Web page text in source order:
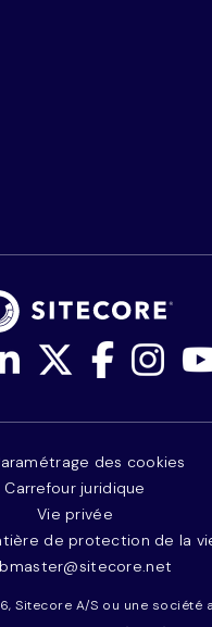
Sitecore A/S ou une société
des cookies
Carrefour juridique
Vie privée
de protection de la